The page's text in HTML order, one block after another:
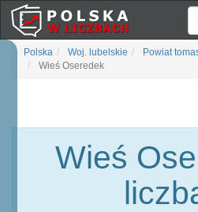
Polska Woj. lubelskie Powiat
Wieś Oseredek
Wieś